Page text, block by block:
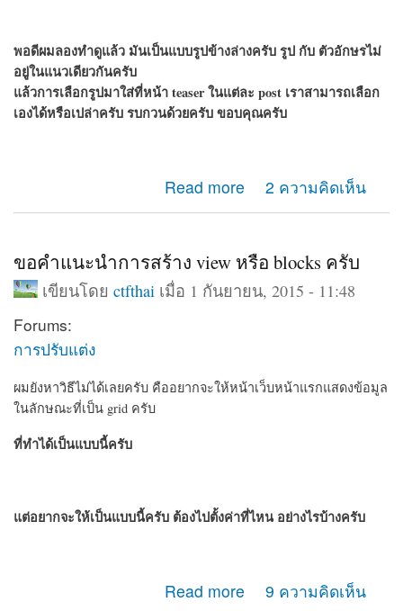
พอดีผมลองทำดูแล้ว มันเป็นแบบรูปข้างล่างครับ รูป กับ ตัวอักษรไม่
อยู่ในแนวเดียวกันครับ
แล้วการเลือกรูปมาใส่ที่หน้า teaser ในแต่ละ post เราสามารถเลือก
เองได้หรือเปล่าครับ รบกวนด้วยครับ ขอบคุณครับ
Read more
about สอบถามเรื่องการจัดวาง layout ครับ2 ความคิดเห็น
ขอคำแนะนำการสร้าง view หรือ blocks ครับ
เขียนโดย ctfthaiเมื่อ 1 กันยายน, 2015 - 11:48
Forums:
การปรับแต่ง
ผมยังหาวิธีไม่ได้เลยครับ คืออยากจะให้หน้าเว็บหน้าแรกแสดงข้อมูล
ในลักษณะที่เป็น grid ครับ
ที่ทำได้เป็นแบบนี้ครับ
แต่อยากจะให้เป็นแบบนี้ครับ ต้องไปตั้งค่าที่ไหน อย่างไรบ้างครับ
Read more
about ขอคำแนะนำการสร้าง view หรือ blocks ครับ
9 ความคิดเห็น